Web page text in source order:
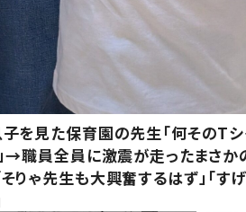
を見た保育園の先生「何そのTシ
」→職員全員に激震が走ったまさ
りゃ先生も大興奮するはず」「す